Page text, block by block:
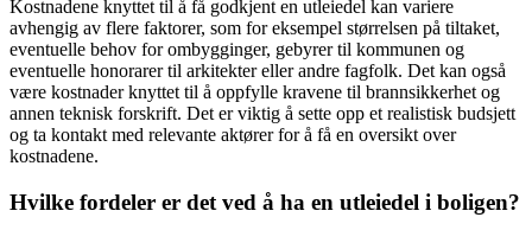
Kostnadene knyttet til å få godkjent en utleiedel kan variere
avhengig av flere faktorer, som for eksempel størrelsen på tiltaket,
eventuelle behov for ombygginger, gebyrer til kommunen og
eventuelle honorarer til arkitekter eller andre fagfolk. Det kan også
være kostnader knyttet til å oppfylle kravene til brannsikkerhet og
annen teknisk forskrift. Det er viktig å sette opp et realistisk budsjett
og ta kontakt med relevante aktører for å få en oversikt over
kostnadene.
Hvilke fordeler er det ved å ha en utleiedel i boligen?